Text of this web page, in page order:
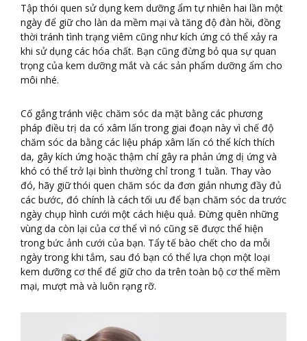
Tập thói quen sử dụng kem dưỡng ẩm tự nhiên hai lần một
ngày để giữ cho làn da mềm mại và tăng độ đàn hồi, đồng
thời tránh tình trạng viêm cũng như kích ứng có thể xảy ra
khi sử dụng các hóa chất. Bạn cũng đừng bỏ qua sự quan
trọng của kem dưỡng mắt và các sản phẩm dưỡng ẩm cho
môi nhé.
Cố gắng tránh việc chăm sóc da mặt bằng các phương
pháp điều trị da có xâm lấn trong giai đoạn này vì chế độ
chăm sóc da bằng các liệu pháp xâm lấn có thể kích thích
da, gây kích ứng hoặc thậm chí gây ra phản ứng dị ứng và
khó có thể trở lại bình thường chỉ trong 1 tuần. Thay vào
đó, hãy giữ thói quen chăm sóc da đơn giản nhưng đầy đủ
các bước, đó chính là cách tối ưu để bạn chăm sóc da trước
ngày chụp hình cưới một cách hiệu quả. Đừng quên những
vùng da còn lại của cơ thể vì nó cũng sẽ được thể hiện
trong bức ảnh cưới của bạn. Tẩy tế bào chết cho da mỗi
ngày trong khi tắm, sau đó bạn có thể lựa chọn một loại
kem dưỡng cơ thể để giữ cho da trên toàn bộ cơ thể mềm
mại, mượt mà và luôn rạng rỡ.